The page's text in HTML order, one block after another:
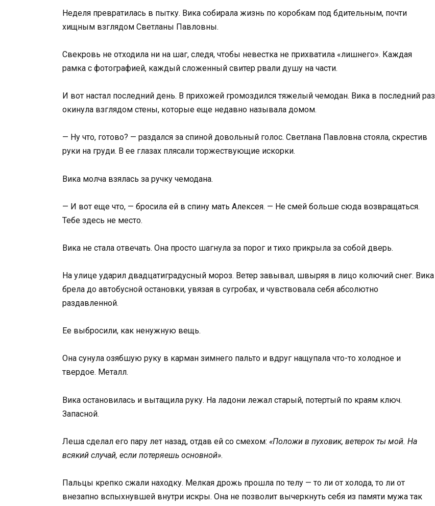
Неделя превратилась в пытку. Вика собирала жизнь по коробкам под бдительным, почти
хищным взглядом Светланы Павловны.
Свекровь не отходила ни на шаг, следя, чтобы невестка не прихватила «лишнего». Каждая
рамка с фотографией, каждый сложенный свитер рвали душу на части.
И вот настал последний день. В прихожей громоздился тяжелый чемодан. Вика в последний раз
окинула взглядом стены, которые еще недавно называла домом.
— Ну что, готово? — раздался за спиной довольный голос. Светлана Павловна стояла, скрестив
руки на груди. В ее глазах плясали торжествующие искорки.
Вика молча взялась за ручку чемодана.
— И вот еще что, — бросила ей в спину мать Алексея. — Не смей больше сюда возвращаться.
Тебе здесь не место.
Вика не стала отвечать. Она просто шагнула за порог и тихо прикрыла за собой дверь.
На улице ударил двадцатиградусный мороз. Ветер завывал, швыряя в лицо колючий снег. Вика
брела до автобусной остановки, увязая в сугробах, и чувствовала себя абсолютно
раздавленной.
Ее выбросили, как ненужную вещь.
Она сунула озябшую руку в карман зимнего пальто и вдруг нащупала что-то холодное и
твердое. Металл.
Вика остановилась и вытащила руку. На ладони лежал старый, потертый по краям ключ.
Запасной.
Леша сделал его пару лет назад, отдав ей со смехом: «Положи в пуховик, ветерок ты мой. На
всякий случай, если потеряешь основной».
Пальцы крепко сжали находку. Мелкая дрожь прошла по телу — то ли от холода, то ли от
внезапно вспыхнувшей внутри искры. Она не позволит вычеркнуть себя из памяти мужа так